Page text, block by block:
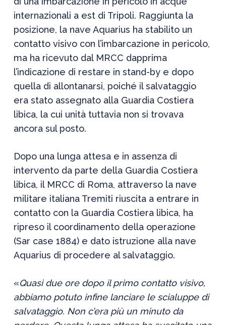
internazionali a est di Tripoli. Raggiunta la
posizione, la nave Aquarius ha stabilito un
contatto visivo con l’imbarcazione in pericolo,
ma ha ricevuto dal MRCC dapprima
l’indicazione di restare in stand-by e dopo
quella di allontanarsi, poiché il salvataggio
era stato assegnato alla Guardia Costiera
libica, la cui unità tuttavia non si trovava
ancora sul posto.
Dopo una lunga attesa e in assenza di
intervento da parte della Guardia Costiera
libica, il MRCC di Roma, attraverso la nave
militare italiana Tremiti riuscita a entrare in
contatto con la Guardia Costiera libica, ha
ripreso il coordinamento della operazione
(Sar case 1884) e dato istruzione alla nave
Aquarius di procedere al salvataggio.
«Quasi due ore dopo il primo contatto visivo,
abbiamo potuto infine lanciare le scialuppe di
salvataggio. Non c’era più un minuto da